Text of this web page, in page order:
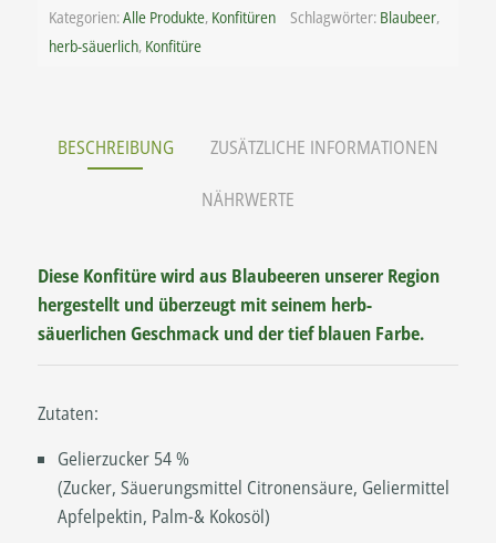
Kategorien:Alle Produkte, Konfitüren Schlagwörter: Blaubeer,
herb-säuerlich, Konfitüre
BESCHREIBUNG ZUSÄTZLICHE INFORMATIONEN
NÄHRWERTE
Diese Konfitüre wird aus Blaubeeren unserer Region
hergestellt und überzeugt mit seinem herb-
säuerlichen Geschmack und der tief blauen Farbe.
Zutaten:
Gelierzucker 54 %
(Zucker, Säuerungsmittel Citronensäure, Geliermittel
Apfelpektin, Palm-& Kokosöl)